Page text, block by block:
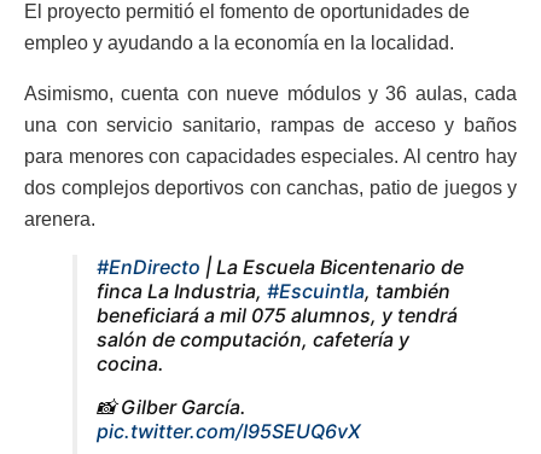
El proyecto permitió el fomento de oportunidades de
empleo y ayudando a la economía en la localidad.
Asimismo, cuenta con nueve módulos y 36 aulas, cada
una con servicio sanitario, rampas de acceso y baños
para menores con capacidades especiales. Al centro hay
dos complejos deportivos con canchas, patio de juegos y
arenera.
#EnDirecto | La Escuela Bicentenario de
finca La Industria, #Escuintla, también
beneficiará a mil 075 alumnos, y tendrá
salón de computación, cafetería y
cocina.
📸 Gilber García.
pic.twitter.com/I95SEUQ6vX